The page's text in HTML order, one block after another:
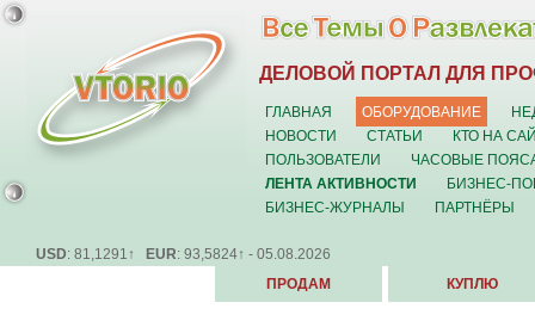
ДЕЛОВОЙ ПОРТАЛ ДЛЯ
ГЛАВНАЯ ОБОРУДОВАНИЕ
НОВОСТИ
СТАТЬИ
КТО НА
ПОЛЬЗОВАТЕЛИ
ЧАСОВЫЕ
ЛЕНТА АКТИВНОСТИ
БИЗНЕС-
БИЗНЕС-ЖУРНАЛЫ
ПАРТНЁРЫ
USD: 81,1291↑ EUR: 93,5824↑ - 05.08.2026
ПРОДАМ КУПЛЮ